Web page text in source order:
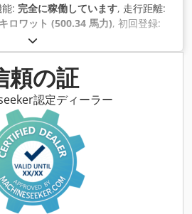
: 完全に稼働しています, 走行距離:
ロワット (500.34 馬力), 初回登録:
ィーゼル
, 変速方式:オートマチック, 排出クラ
, シリンダー数:6
ルの位置:左, 装備:
頼の証
認定ディーラー